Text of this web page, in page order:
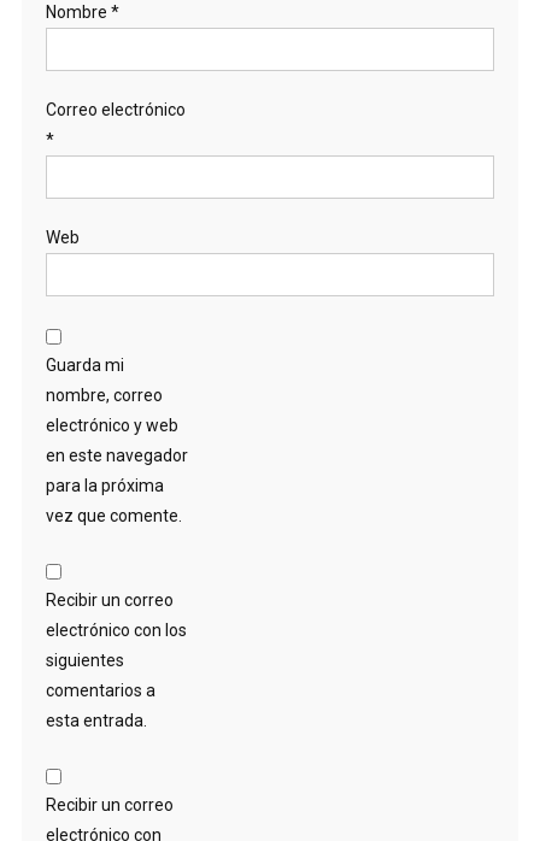
Nombre *
Correo electrónico
*
Web
Guarda mi
nombre, correo
electrónico y web
en este navegador
para la próxima
vez que comente.
Recibir un correo
electrónico con los
siguientes
comentarios a
esta entrada.
Recibir un correo
electrónico con